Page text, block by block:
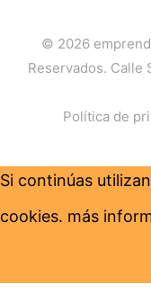
© 2026
Reservados. Calle
Política de
Si continúas
cookies. más